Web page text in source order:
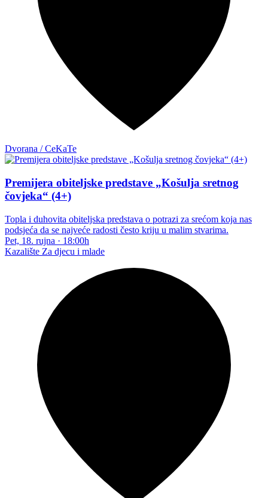
Dvorana / CeKaTe
Premijera obiteljske predstave „Košulja sretnog
čovjeka“ (4+)
Topla i duhovita obiteljska predstava o potrazi za srećom koja nas
podsjeća da se najveće radosti često kriju u malim stvarima.
Pet, 18. rujna · 18:00h
Kazalište Za djecu i mlade